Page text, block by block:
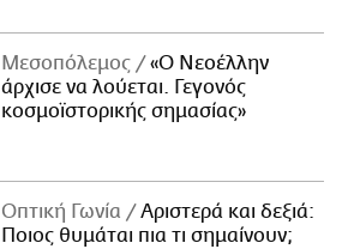
Μεσοπόλεμος
«Ο Νεοέλλην
άρχισε να λούεται. Γεγονός
κοσμοϊστορικής σημασίας»
Οπτική Γωνία
Αριστερά και δεξιά:
Ποιος θυμάται πια τι σημαίνουν;